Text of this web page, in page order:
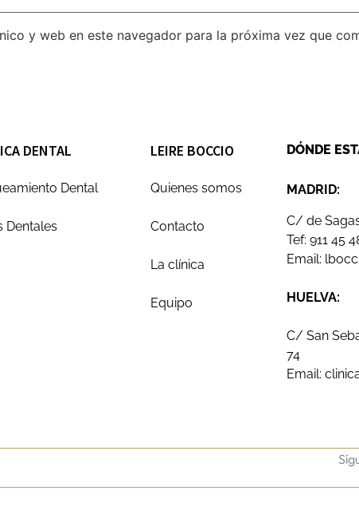
y web en este navegador para la próxima vez que
DENTAL
Dental
Dentales
LEIRE BOCCIO
Quienes somos
Contacto
La clínica
Equipo
DÓNDE
MADRID:
C/ de
Tef: 911 45
Email:
HUELVA:
C/ San
74
Email: